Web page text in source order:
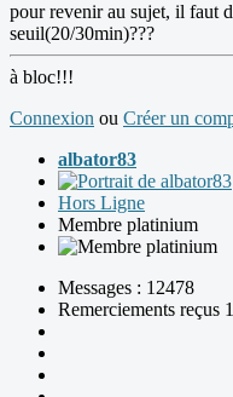
pour revenir au sujet, il faut
seuil(20/30min)???
à bloc!!!
Connexion ou Créer un
albator83
Hors Ligne
Membre platinium
Messages : 12478
Remerciements reçus